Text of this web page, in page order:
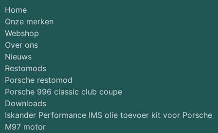
Home
Onze merken
Webshop
Over ons
Nieuws
Restomods
Porsche restomod
Porsche 996 classic club coupe
Downloads
Iskander Performance IMS olie toevoer kit voor Porsche
M97 motor